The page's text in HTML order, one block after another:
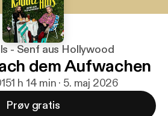
- Senf aus Hollywood
dem Aufwachen
151 h 14 min · 5. maj 2026
Prøv gratis